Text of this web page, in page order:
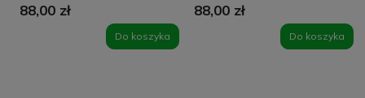
fioletowy/purple
hardcase IML
Iridescent MagSafe
88,00 zł
Do koszyka
fioletowy/purple
hardcase IML
Iridescent MagSafe
88,00 zł
Do koszyka